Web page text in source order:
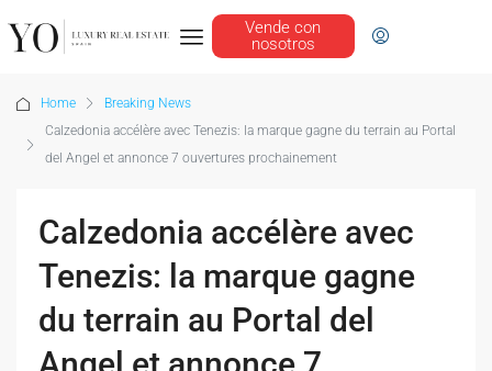
Vende con
nosotros
Home
Breaking News
Calzedonia accélère avec Tenezis: la marque gagne du terrain au Portal
del Angel et annonce 7 ouvertures prochainement
Calzedonia accélère avec
Tenezis: la marque gagne
du terrain au Portal del